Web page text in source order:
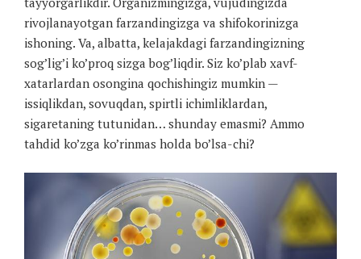
rivojlanayotgan farzandingizga va shifokorinizga
ishoning. Va, albatta, kelajakdagi farzandingizning
sog’lig’i ko’proq sizga bog’liqdir. Siz ko’plab xavf-
xatarlardan osongina qochishingiz mumkin —
issiqlikdan, sovuqdan, spirtli ichimliklardan,
sigaretaning tutunidan… shunday emasmi? Ammo
tahdid ko’zga ko’rinmas holda bo’lsa-chi?